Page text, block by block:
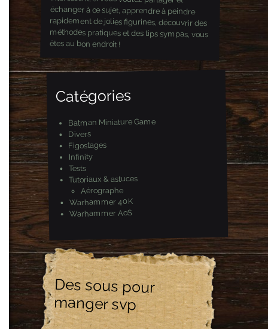
êtes au bon endroit !
Catégories
Batman Miniature Game
Divers
Figostages
Infinity
Tests
Tutoriaux & astuces
Aérographe
Warhammer 40K
Warhammer AoS
Des sous pour
manger svp